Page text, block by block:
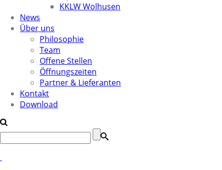
KKLW Wolhusen
News
Über uns
Philosophie
Team
Offene Stellen
Öffnungszeiten
Partner & Lieferanten
Kontakt
Download